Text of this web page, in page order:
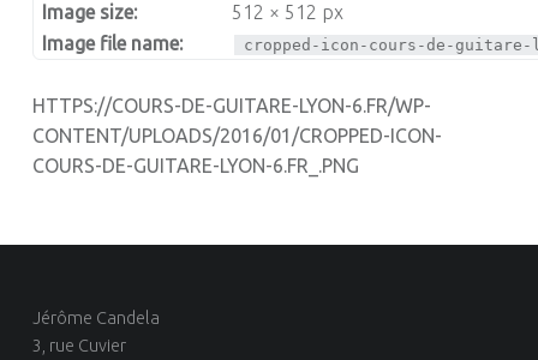
Image size:
512 × 512 px
Image file name:
cropped-icon-cours-de-
HTTPS://COURS-DE-GUITARE-LYON-6.FR/WP-
CONTENT/UPLOADS/2016/01/CROPPED-ICON-
COURS-DE-GUITARE-LYON-6.FR_.PNG
Jérôme Candela
3, rue Cuvier